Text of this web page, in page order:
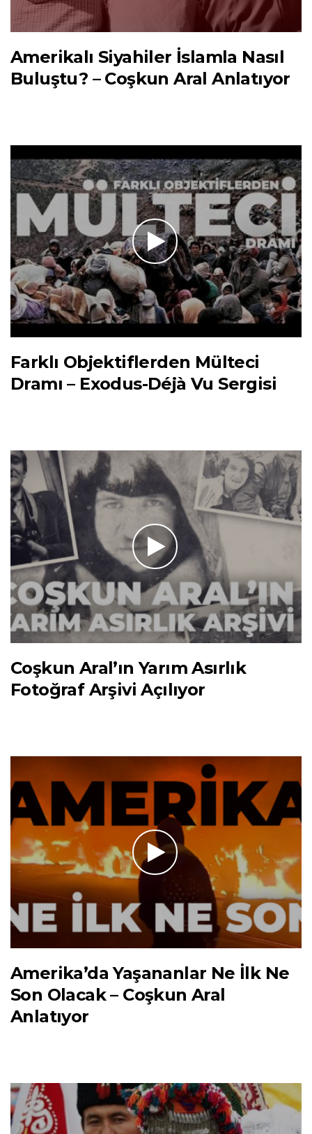
Amerikalı Siyahiler İslamla Nasıl
Buluştu? – Coşkun Aral Anlatıyor
Farklı Objektiflerden Mülteci
Dramı – Exodus-Déjà Vu Sergisi
Coşkun Aral’ın Yarım Asırlık
Fotoğraf Arşivi Açılıyor
Amerika’da Yaşananlar Ne İlk Ne
Son Olacak – Coşkun Aral
Anlatıyor